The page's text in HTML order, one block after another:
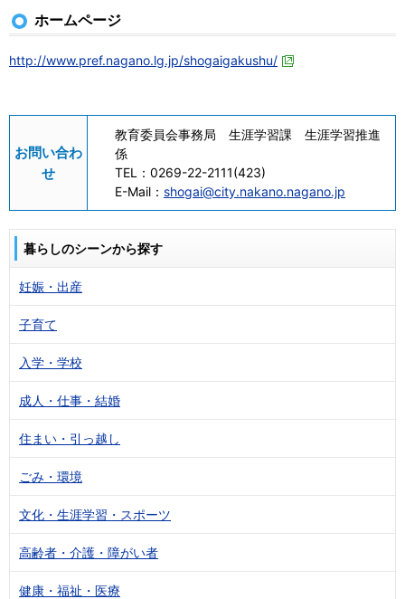
ホームページ
http://www.pref.nagano.lg.jp/shogaigakushu/
お問い合わ
せ
教育委員会事務局 生涯学習課 生涯学習推進
係
TEL： 0269-22-2111(423)
E-Mail： shogai@city.nakano.nagano.jp
暮らしのシーンから探す
妊娠・出産
子育て
入学・学校
成人・仕事・結婚
住まい・引っ越し
ごみ・環境
文化・生涯学習・スポーツ
高齢者・介護・障がい者
健康・福祉・医療